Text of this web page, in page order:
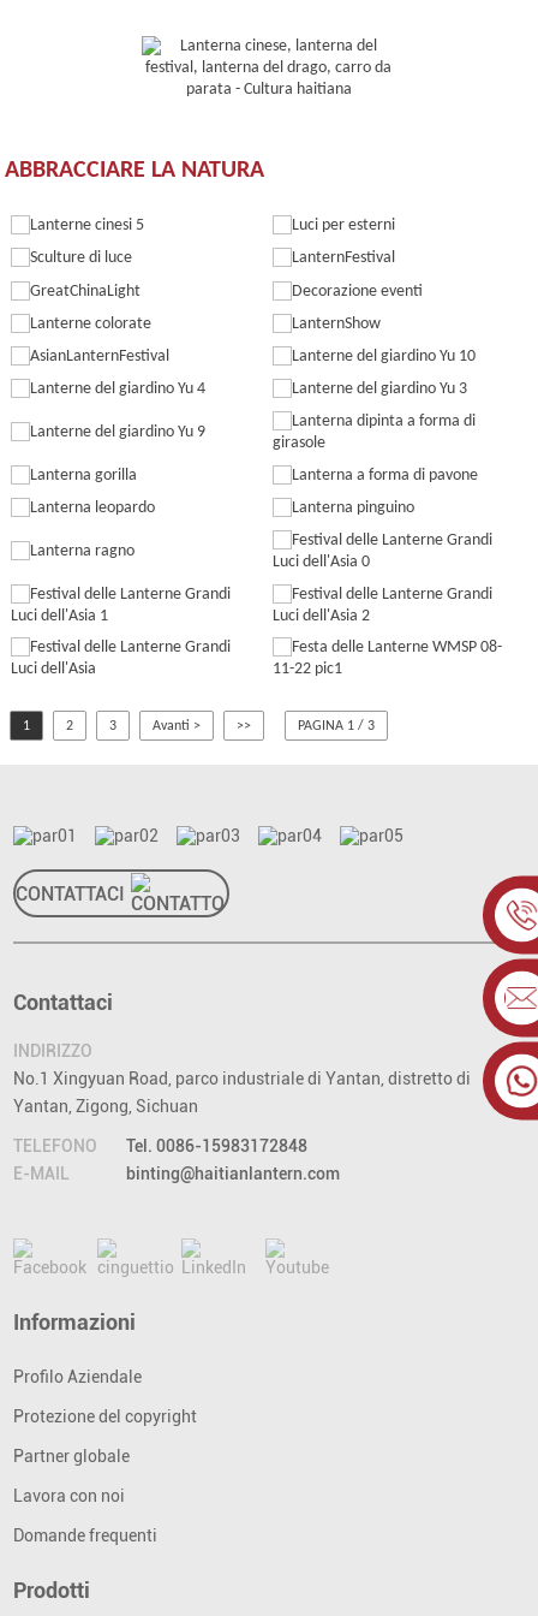
ABBRACCIARE LA NATURA
1 2 3 Avanti > >> PAGINA 1 / 3
CONTATTACI
Contattaci
INDIRIZZO
No.1 Xingyuan Road, parco industriale di Yantan, distretto di
Yantan, Zigong, Sichuan
TELEFONO
Tel. 0086-15983172848
E-MAIL
binting@haitianlantern.com
Informazioni
Profilo Aziendale
Protezione del copyright
Partner globale
Lavora con noi
Domande frequenti
Prodotti